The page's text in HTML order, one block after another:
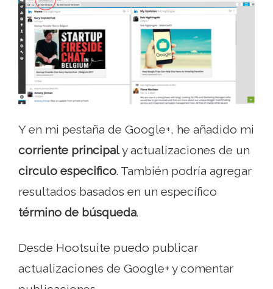
Y en mi pestaña de Google+, he añadido mi
corriente principaly actualizaciones de un
circulo especifico. También podría agregar
resultados basados ​​en un específico
término de búsqueda.
Desde Hootsuite puedo publicar
actualizaciones de Google+ y comentar